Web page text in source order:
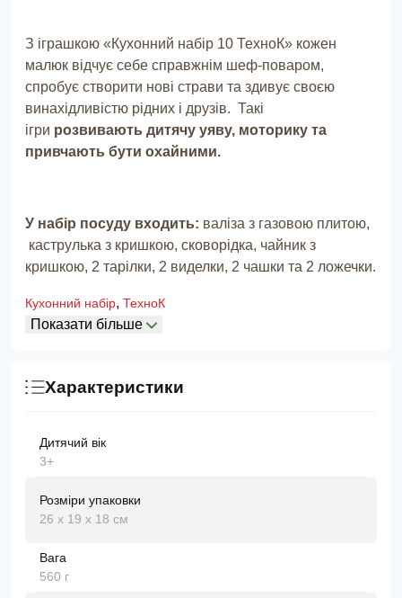
З іграшкою «Кухонний набір 10 ТехноК» кожен
малюк відчує себе справжнім шеф-поваром,
спробує створити нові страви та здивує своєю
винахідливістю рідних і друзів. Такі
ігри розвивають дитячу уяву, моторику та
привчають бути охайними.
У набір посуду входить: валіза з газовою плитою,
каструлька з кришкою, сковорідка, чайник з
кришкою, 2 тарілки, 2 виделки, 2 чашки та 2 ложечки.
Кухонний набір, ТехноК
Показати більше
Характеристики
Дитячий вік
3+
Розміри упаковки
26 х 19 х 18 см
Вага
560 г